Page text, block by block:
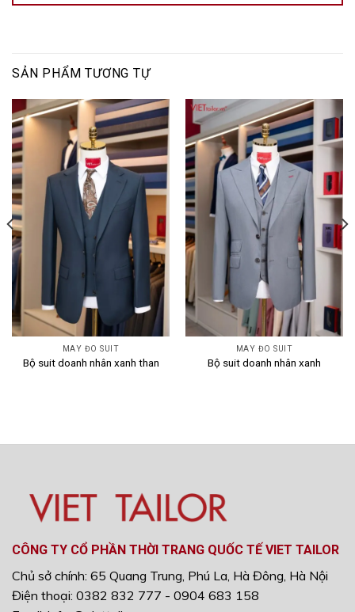
SẢN PHẨM TƯƠNG TỰ
MAY ĐO SUIT
Bộ suit doanh nhân xanh than
MAY ĐO SUIT
Bộ suit doanh nhân xanh
CÔNG TY CỔ PHẦN THỜI TRANG QUỐC TẾ VIET TAILOR
Chủ sở chính: 65 Quang Trung, Phú La, Hà Đông, Hà Nội
Điện thoại: 0382 832 777 - 0904 683 158